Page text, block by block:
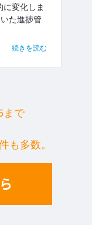
変化しま
た進捗管
続きを読む
まで
も多数。